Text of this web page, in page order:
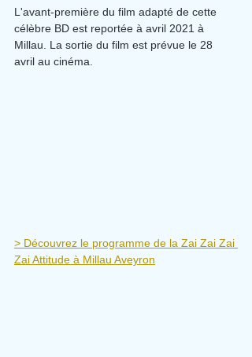
L'avant-première du film adapté de cette
célèbre BD est reportée à avril 2021 à
Millau. La sortie du film est prévue le 28
avril au cinéma.
> Découvrez le programme de la Zai Zai Zai
Zai Attitude à Millau Aveyron